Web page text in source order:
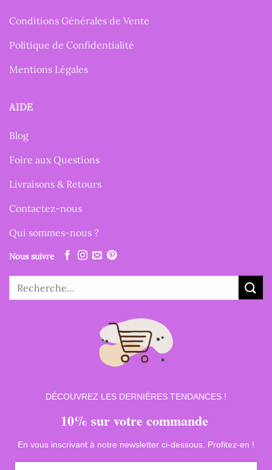
Conditions Générales de Vente
Politique de Confidentialité
Mentions Légales
AIDE
Blog
Foire aux Questions
Livraisons & Retours
Contactez-nous
Qui sommes-nous ?
Nous suivre
pour :
DÉCOUVREZ LES DERNIÈRES TENDANCES !
10% sur votre commande
En vous inscrivant à notre newsletter ci-dessous. Profitez-en !